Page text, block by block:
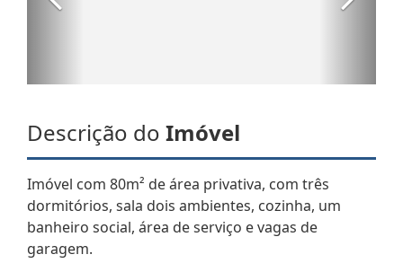
Descrição do Imóvel
Imóvel com 80m² de área privativa, com três
dormitórios, sala dois ambientes, cozinha, um
banheiro social, área de serviço e vagas de
garagem.